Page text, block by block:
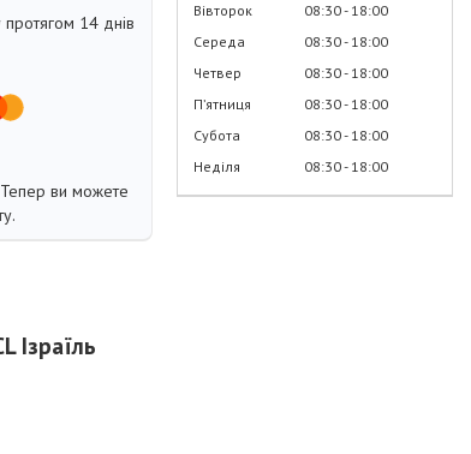
14 днів
Тепер ви можете
Ізраїль
Вівторок
08:30 18:00
Середа
08:30 18:00
Четвер
08:30 18:00
Пʼятниця
08:30 18:00
Субота
08:30 18:00
Неділя
08:30 18:00